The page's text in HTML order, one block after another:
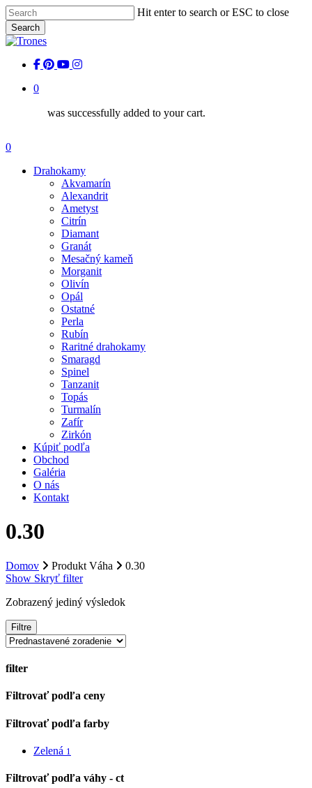
Skip
to
main
content
Hit enter to search or ESC to close
Search
Close
facebook
pinterest
youtubeinstagram
0
was successfully added to your cart.
Menu
0
Drahokamy
Akvamarín
Alexandrit
Ametyst
Citrín
Diamant
Granát
Mesačný kameň
Morganit
Olivín
Opál
Ostatné
Perla
Rubín
Raritné drahokamy
Smaragd
Spinel
Tanzanit
Topás
Turmalín
Zafír
Zirkón
Kúpiť podľa
Obchod
Galéria
O nás
Kontakt
0.30
Domov Produkt Váha
0.30
Show Skryť filter
Zobrazený jediný výsledok
Filtre
filter
Close
Filtrovať podľa ceny
Filtrovať podľa farby
Zelená 1
Filtrovať podľa váhy - ct